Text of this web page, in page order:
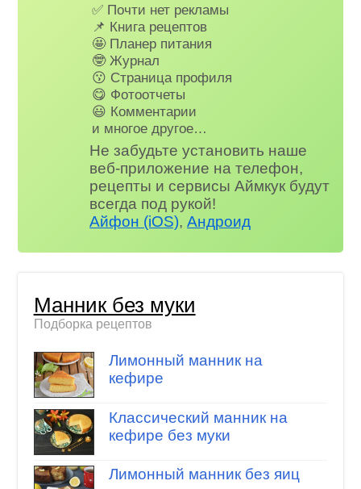
✅ Почти нет рекламы
📌 Книга рецептов
🤩 Планер питания
🤓 Журнал
😗 Страница профиля
😋 Фотоотчеты
😃 Комментарии
и многое другое…
Не забудьте установить наше
веб-приложение на телефон,
рецепты и сервисы Аймкук будут
всегда под рукой!
Айфон (iOS),Андроид
Манник без муки
Подборка рецептов
Лимонный манник на
кефире
Классический манник на
кефире без муки
Лимонный манник без яиц